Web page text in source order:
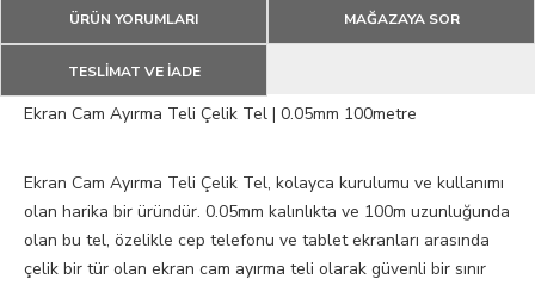
ÜRÜN YORUMLARI MAĞAZAYA SOR
TESLİMAT VE İADE
Ekran Cam Ayırma Teli Çelik Tel | 0.05mm 100metre
Ekran Cam Ayırma Teli Çelik Tel, kolayca kurulumu ve kullanımı
olan harika bir üründür. 0.05mm kalınlıkta ve 100m uzunluğunda
olan bu tel, özelikle cep telefonu ve tablet ekranları arasında
çelik bir tür olan ekran cam ayırma teli olarak güvenli bir sınır